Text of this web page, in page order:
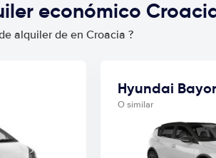
económico
alquiler de en Croacia ?
Hyundai
O similar